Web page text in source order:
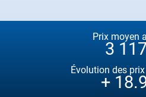
Prix moyen
3
Évolution des
+